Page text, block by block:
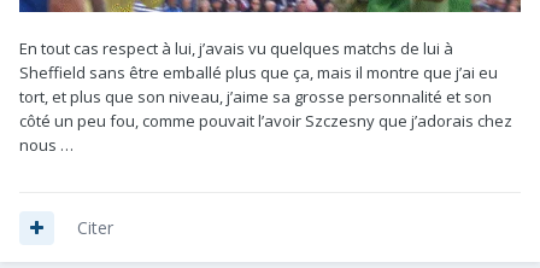
En tout cas respect à lui, j’avais vu quelques matchs de lui à
Sheffield sans être emballé plus que ça, mais il montre que j’ai eu
tort, et plus que son niveau, j’aime sa grosse personnalité et son
côté un peu fou, comme pouvait l’avoir Szczesny que j’adorais chez
nous …
Citer